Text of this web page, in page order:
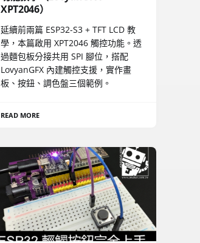
XPT2046）
延續前兩篇 ESP32-S3 + TFT LCD 教
學，本篇啟用 XPT2046 觸控功能。透
過麵包板分接共用 SPI 腳位，搭配
LovyanGFX 內建觸控支援，實作畫
板、按鈕、調色盤三個範例。
READ MORE